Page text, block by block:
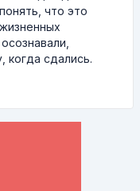
что это
когда сдались.